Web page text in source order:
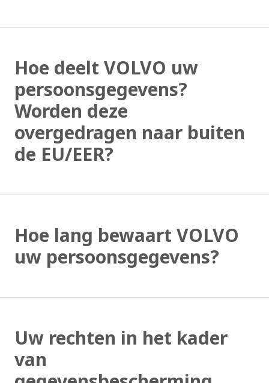
Hoe deelt VOLVO uw
persoonsgegevens?
Worden deze
overgedragen naar buiten
de EU/EER?
Hoe lang bewaart VOLVO
uw persoonsgegevens?
Uw rechten in het kader
van